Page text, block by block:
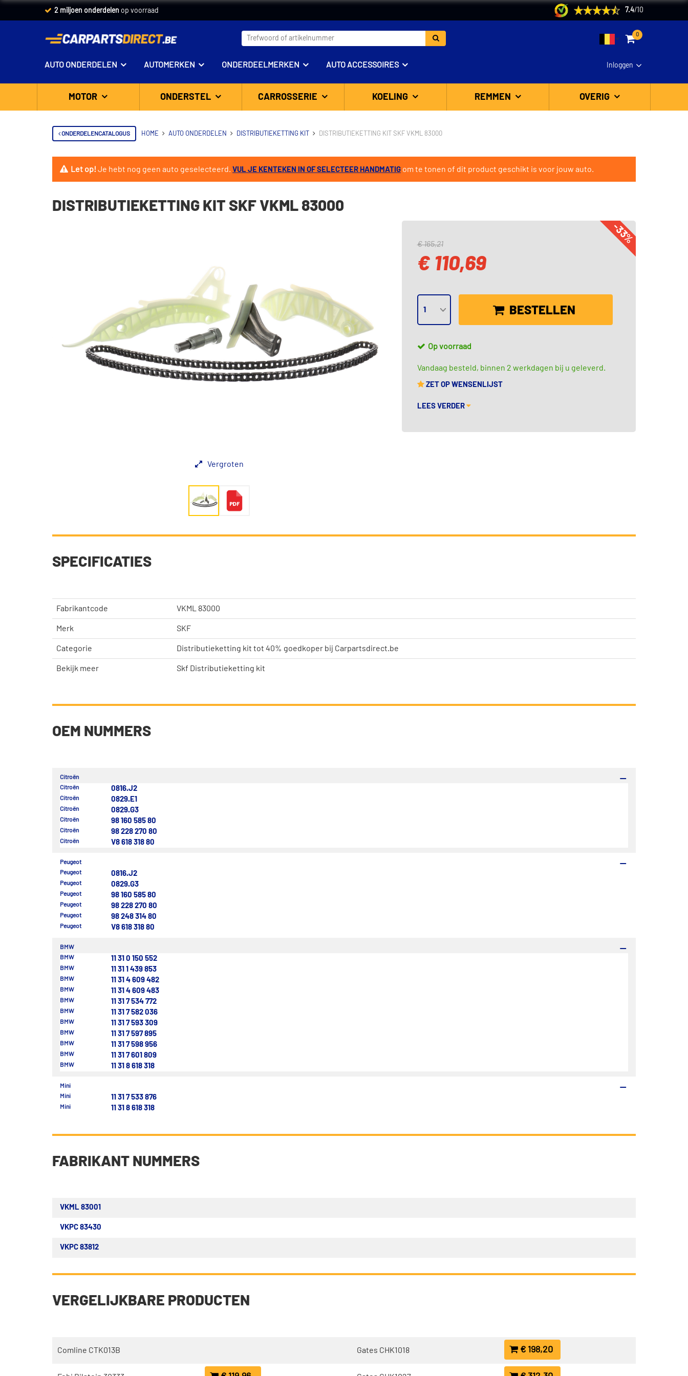
2 miljoen onderdelen op voorraad 7.4/ 10
0
Inloggen
AUTO ONDERDELEN AUTOMERKEN ONDERDEELMERKEN AUTO ACCESSOIRES
MOTOR ONDERSTEL CARROSSERIE KOELING REMMEN OVERIG
ONDERDELENCATALOGUS HOME AUTO ONDERDELEN DISTRIBUTIEKETTING KIT DISTRIBUTIEKETTING KIT SKF VKML 83000
Let op!Je hebt nog geen auto geselecteerd. VUL JE KENTEKEN IN OF SELECTEER HANDMATIG om te tonen of dit product geschikt is voor jouw auto.
DISTRIBUTIEKETTING KIT SKF VKML 83000
Vergroten
-33%
€ 165,21
€ 110,69
BESTELLEN
Op voorraad
Vandaag besteld, binnen 2 werkdagen bij u geleverd.
ZET OP WENSENLIJST
LEES VERDER
SPECIFICATIES
Fabrikantcode VKML 83000
Merk SKF
Categorie Distributieketting kit tot 40% goedkoper bij Carpartsdirect.be
Bekijk meer Skf Distributieketting kit
OEM NUMMERS
Citroën
Citroën
0816.J2
Citroën 0829.E1
Citroën 0829.G3
Citroën 98 160 585 80
Citroën 98 228 270 80
Citroën V8 618 318 80
Peugeot
Peugeot
0816.J2
Peugeot 0829.G3
Peugeot 98 160 585 80
Peugeot 98 228 270 80
Peugeot 98 248 314 80
Peugeot V8 618 318 80
BMW
BMW
11 31 0 150 552
BMW 11 31 1 439 853
BMW 11 31 4 609 482
BMW 11 31 4 609 483
BMW 11 31 7 534 772
BMW 11 31 7 582 036
BMW 11 31 7 593 309
BMW 11 31 7 597 895
BMW 11 31 7 598 956
BMW 11 31 7 601 809
BMW 11 31 8 618 318
Mini
Mini
11 31 7 533 876
Mini 11 31 8 618 318
FABRIKANT NUMMERS
VKML 83001
VKPC 83430
VKPC 83812
VERGELIJKBARE PRODUCTEN
Comline CTK013B Gates CHK1018 € 198,20